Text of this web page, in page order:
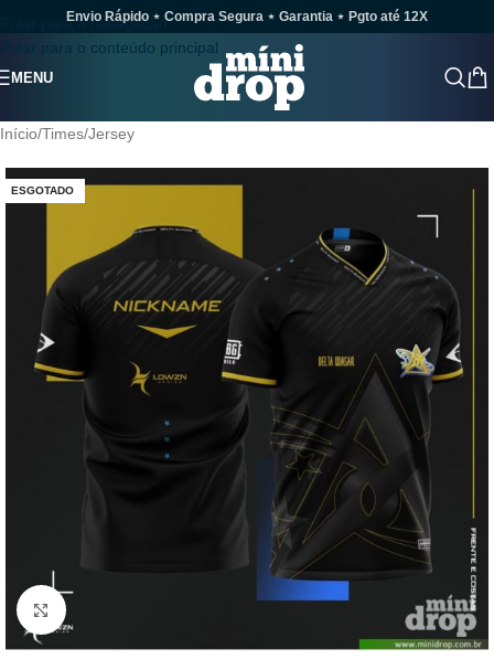
Pular para a navegação
Pular para o conteúdo principal
Envio Rápido ⋆ Compra Segura ⋆ Garantia ⋆ Pgto até 12X
MENU
Início/Times/Jersey
ESGOTADO
Clique para ampliar